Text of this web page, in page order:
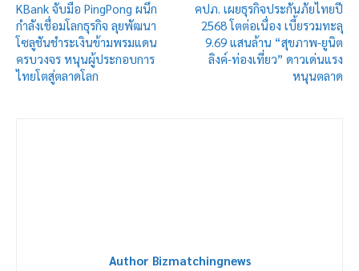
KBank จับมือ PingPong ผนึก
กำลังเชื่อมโลกธุรกิจ ลุยพัฒนา
โซลูชันชำระเงินข้ามพรมแดน
ครบวงจร หนุนผู้ประกอบการ
ไทยโตสู่ตลาดโลก
คปภ. เผยธุรกิจประกันภัยไทยปี
2568 โตต่อเนื่อง เบี้ยรวมทะลุ
9.69 แสนล้าน “สุขภาพ-ยูนิต
ลิงค์-ท่องเที่ยว” ดาวเด่นแรง
หนุนตลาด
Author Bizmatchingnews